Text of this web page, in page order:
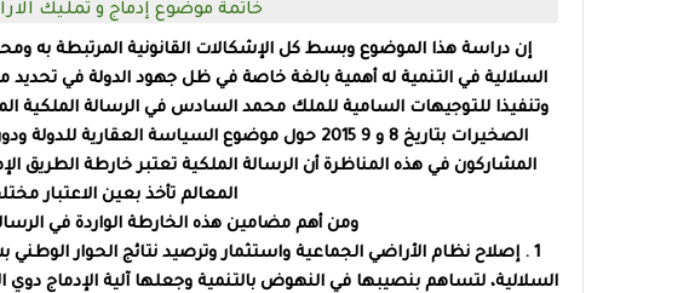
خاتمة موضوع إدماج و تمليك
إن دراسة هذا الموضوع وبسط كل الإشكالات القانونية المرتبطة به
السلالية في التنمية له أهمية بالغة خاصة في ظل جهود الدولة في
وتنفيذا للتوجيهات السامية للملك محمد السادس في الرسالة الملكية
الصخيرات بتاريخ 8 و 9 2015 حول موضوع السياسة
المشاركون في هذه المناظرة أن الرسالة الملكية تعتبر خارطة
المعالم تأخذ بعين الاعتبار
ومن أهم مضامين هذه الخارطة الواردة في
1 . إصلاح نظام الأراضي الجماعية واستثمار وترصيد نتائج الحوار
السلالية، لتساهم بنصيبها في النهوض بالتنمية وجعلها آلية الإدماج